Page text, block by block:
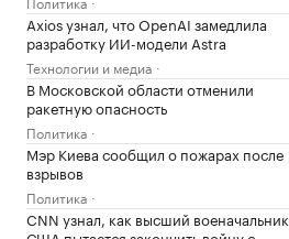
Axios узнал, что OpenAI замедлила
разработку ИИ-модели Astra
Технологии и медиа
В Московской области отменили
ракетную опасность
Политика
Мэр Киева сообщил о пожарах после
взрывов
Политика
CNN узнал, как высший военачальник